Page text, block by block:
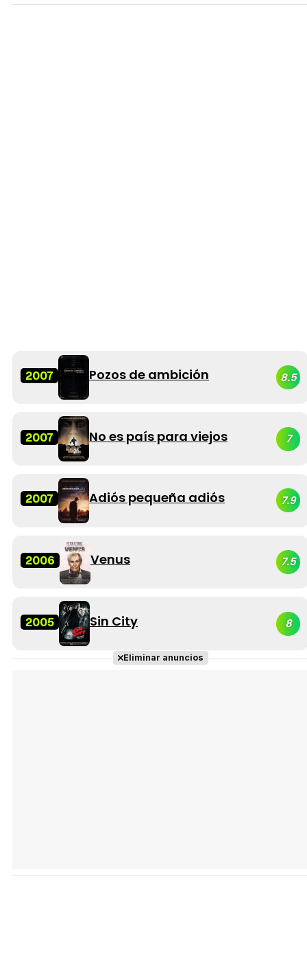
2007 Pozos de ambición 8.5
2007 No es país para viejos 7
2007 Adiós pequeña adiós 7.9
2006 Venus 7.5
2005 Sin City 8
Eliminar anuncios